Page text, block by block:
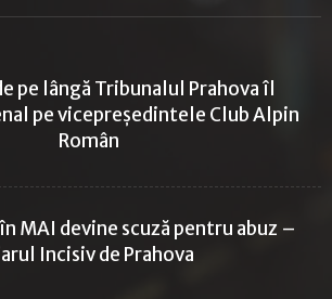
pe lângă Tribunalul Prahova îl
pe vicepreședintele Club Alpin
Român
MAI devine scuză pentru abuz –
Incisiv de Prahova